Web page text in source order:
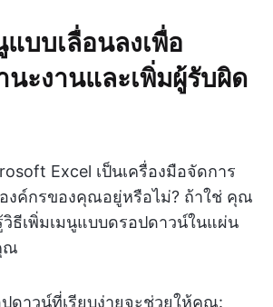
แบบเลื่อนลงเพื่อ
ะงานและเพิ่มผู้รับผิด
Excel เป็นเครื่องมือจัดการ
งค์กรของคุณอยู่หรือไม่? ถ้าใช่ คุณ
วิธีเพิ่มเมนูแบบดรอปดาวน์ในแผ่น
ณ
ดาวน์ที่เรียบง่ายจะช่วยให้คุณ: